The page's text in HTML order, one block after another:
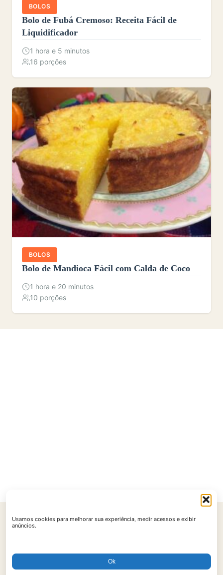
Usamos cookies para melhorar sua experiência, medir acessos e exibir
anúncios.
Ok
BOLOS
Bolo de Fubá Cremoso: Receita Fácil de
Liquidificador
1 hora e 5 minutos
16 porções
BOLOS
Bolo de Mandioca Fácil com Calda de Coco
1 hora e 20 minutos
10 porções
Início Contato Política de Privacidade